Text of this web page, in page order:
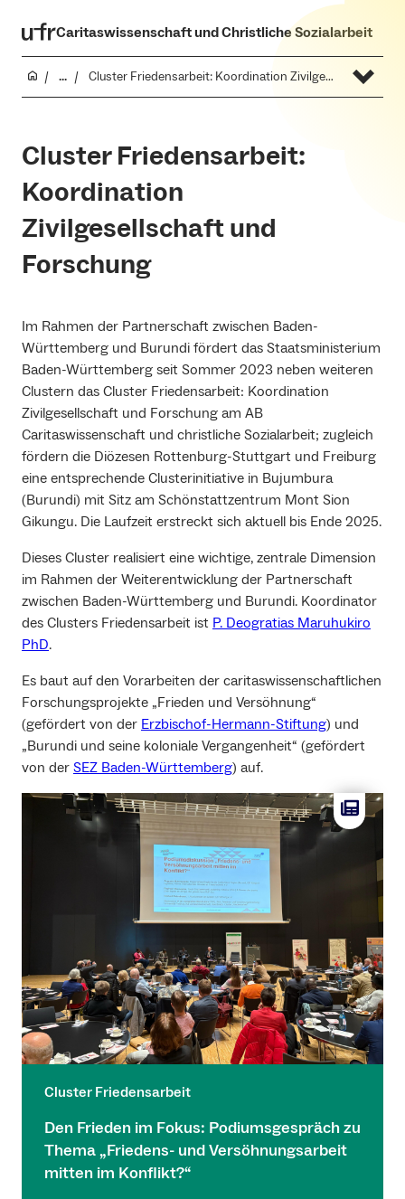
Caritaswissenschaft und Christliche Sozialarbeit
... Cluster Friedensarbeit: Koordination Zivilgesellschaft und Forschung
Cluster Friedensarbeit:
Koordination
Zivilgesellschaft und
Forschung
Im Rahmen der Partnerschaft zwischen Baden-
Württemberg und Burundi fördert das Staatsministerium
Baden-Württemberg seit Sommer 2023 neben weiteren
Clustern das Cluster Friedensarbeit: Koordination
Zivilgesellschaft und Forschung am AB
Caritaswissenschaft und christliche Sozialarbeit; zugleich
fördern die Diözesen Rottenburg-Stuttgart und Freiburg
eine entsprechende Clusterinitiative in Bujumbura
(Burundi) mit Sitz am Schönstattzentrum Mont Sion
Gikungu. Die Laufzeit erstreckt sich aktuell bis Ende 2025.
Dieses Cluster realisiert eine wichtige, zentrale Dimension
im Rahmen der Weiterentwicklung der Partnerschaft
zwischen Baden-Württemberg und Burundi. Koordinator
des Clusters Friedensarbeit ist P. Deogratias Maruhukiro
PhD.
Es baut auf den Vorarbeiten der caritaswissenschaftlichen
Forschungsprojekte „Frieden und Versöhnung“
(gefördert von der Erzbischof-Hermann-Stiftung) und
„Burundi und seine koloniale Vergangenheit“ (gefördert
von der SEZ Baden-Württemberg) auf.
Cluster Friedensarbeit
Den Frieden im Fokus: Podiumsgespräch zu
Thema „Friedens- und Versöhnungsarbeit
mitten im Konflikt?“